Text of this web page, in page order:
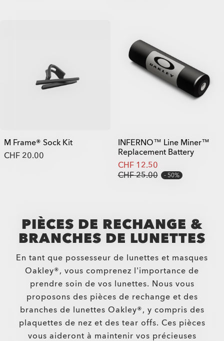
M Frame® Sock Kit
CHF 20.00
INFERNO™ Line Miner™
Replacement Battery
CHF 12.50
CHF 25.00
50%
PIÈCES DE RECHANGE &
BRANCHES DE LUNETTES
En tant que possesseur de lunettes et masques
Oakley®, vous comprenez l'importance de
prendre soin de vos lunettes. Nous vous
proposons des pièces de rechange et des
branches de lunettes Oakley®, y compris des
plaquettes de nez et des tear offs. Ces pièces
vous aideront à maintenir vos précieuses